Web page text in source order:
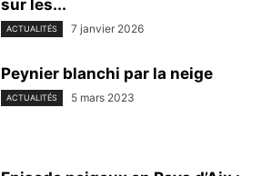
sur les...
ACTUALITÉS 7 janvier 2026
Peynier blanchi par la neige
ACTUALITÉS 5 mars 2023